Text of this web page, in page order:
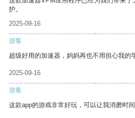
护。
2025-09-16
游客
超级好用的加速器，妈妈再也不用担心我的
2025-09-16
游客
这款app的游戏非常好玩，可以让我消磨时间